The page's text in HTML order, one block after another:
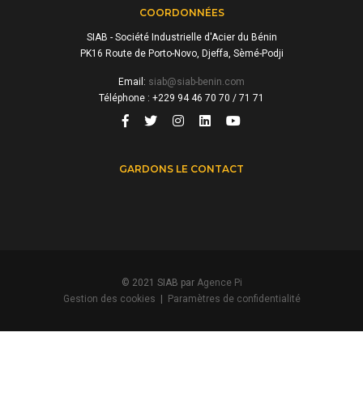
COORDONNÉES
SIAB - Société Industrielle d'Acier du Bénin
PK16 Route de Porto-Novo, Djeffa, Sèmé-Podji
Email: siab@siab-benin.com
Téléphone : +229 94 46 70 70 / 71 71
GARDONS LE CONTACT
© 2021 SIAB par Agence Pi
Gestion des cookies
Paramètres de confidentialité